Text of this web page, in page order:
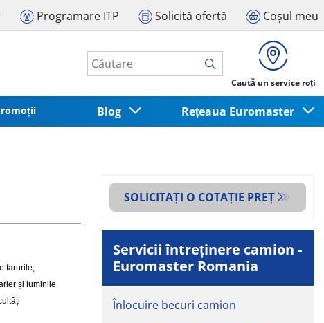
Programare ITP Solicită ofertă Coșul meu
Caută un service roți
Blog Rețeaua Euromaster
SOLICITAȚI O COTAȚIE PREȚ
Servicii întreținere camion -
Euromaster Romania
Înlocuire becuri camion
farurile,
și luminile